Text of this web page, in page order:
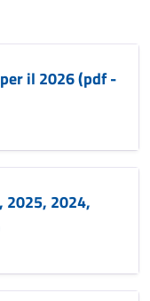
il 2026 (pdf -
2025, 2024,